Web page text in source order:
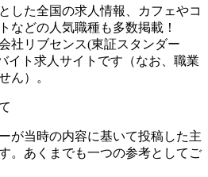
した全国の求人情報、カフェやコ
などの人気職種も多数掲載！
社リブセンス(東証スタンダー
イト求人サイトです（なお、職業
ん）。
が当時の内容に基いて投稿した主
。あくまでも一つの参考としてご